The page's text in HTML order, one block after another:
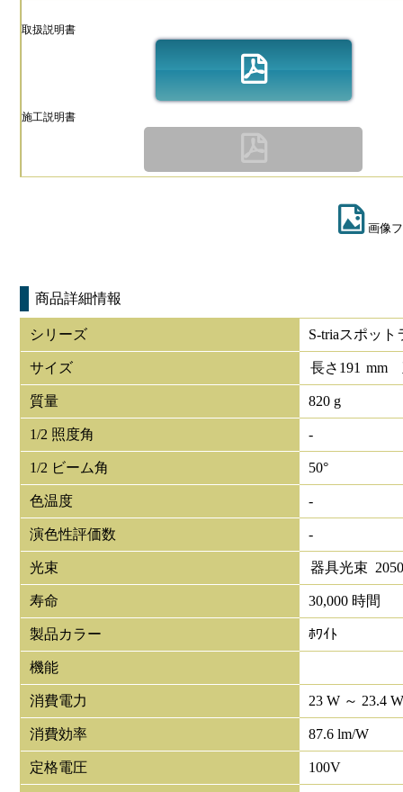
取扱説明書
施工説明書
画像
商品詳細情報
シリーズ S-triaスポット
サイズ 長さ 191 mm
質量 820 g
1/2 照度角 -
1/2 ビーム角 50°
色温度 -
演色性評価数 -
光束 器具光束
寿命 30,000 時間
製品カラー ﾎﾜｲﾄ
機能
消費電力 23 W ～ 23.4
消費効率 87.6 lm/W
定格電圧 100V